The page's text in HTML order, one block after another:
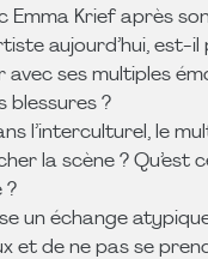
Emma Krief après
aujourd’hui, est-il
ses multiples
blessures ?
l’interculturel, le
la scène ?
?
un échange
et de ne pas se